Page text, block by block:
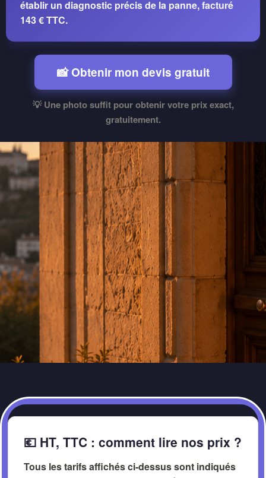
établir un diagnostic précis de la panne, facturé
143 € TTC.
📸 Obtenir mon devis gratuit
💡 Une photo suffit pour obtenir votre prix exact,
gratuitement.
💶 HT, TTC : comment lire nos prix ?
Tous les tarifs affichés ci-dessus sont indiqués